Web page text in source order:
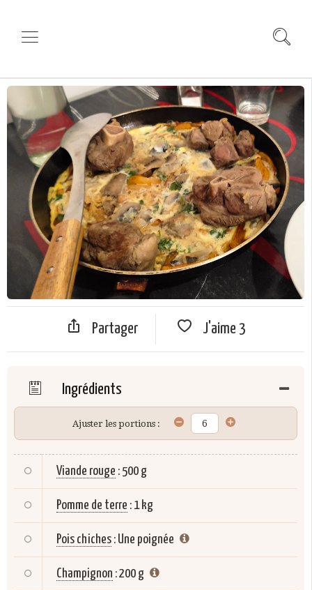
Partager J'aime 3
Ingrédients
Ajuster les portions :
Viande rouge : 500 g
Pomme de terre : 1 kg
Pois chiches : Une poignée
Champignon :200 g